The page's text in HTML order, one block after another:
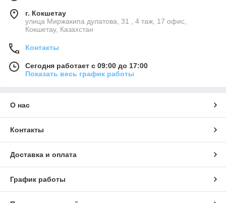
г. Кокшетау
улица Миржакипа дулатова, 31 , 4 таж, 17 офис,
Кокшетау, Казахстан
Контакты
Сегодня работает с 09:00 до 17:00
Показать весь график работы
О нас
Контакты
Доставка и оплата
График работы